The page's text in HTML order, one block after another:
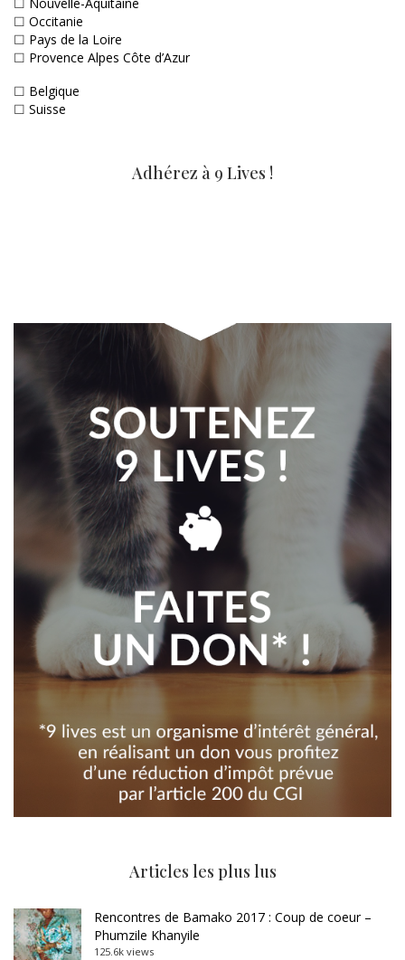
☐ Occitanie
☐ Pays de la Loire
☐ Provence Alpes Côte d’Azur
☐ Belgique
☐ Suisse
Adhérez à 9 Lives !
Articles les plus lus
Rencontres de Bamako 2017 : Coup de coeur –
Phumzile Khanyile
125.6k views